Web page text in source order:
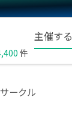
件
主催する
ークル